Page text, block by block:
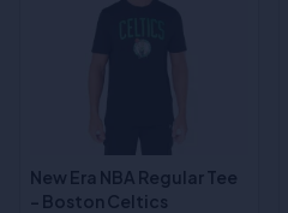
New Era NBA Regular Tee
- Boston Celtics